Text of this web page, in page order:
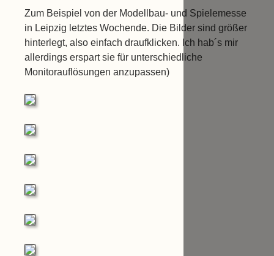
Zum Beispiel von der Modellbau- und Spielemesse
in Leipzig letztes Wochende. Die Bilder sind größer
hinterlegt, also einfach draufklicken. Ich hab´s mir
allerdings erspart sie für unterschiedliche
Monitorauflösungen anzupassen)